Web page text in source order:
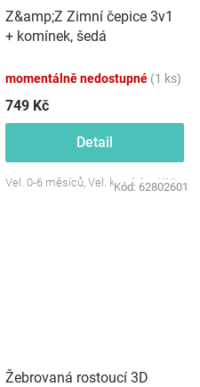
Z&amp;Z Zimní čepice 3v1
+ komínek, šedá
momentálně nedostupné (1 ks)
749 Kč
Detail
Vel. 0-6 měsíců, Vel. komínku: UNI
Kód: 62802601
Žebrovaná rostoucí 3D